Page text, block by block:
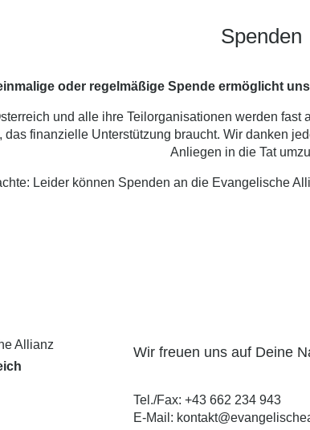
Spenden
oder regelmäßige Spende ermöglicht
und alle ihre Teilorganisationen werden
das finanzielle Unterstützung braucht. Wir danken
Anliegen in die Tat
Leider können Spenden an die Evangelische
Wir freuen uns auf Deine
Tel./Fax: +43 662 234 943
E-Mail: